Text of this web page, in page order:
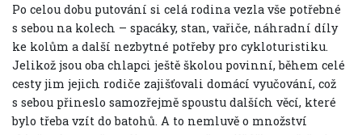
Po celou dobu putování si celá rodina vezla vše potřebné
s sebou na kolech – spacáky, stan, vařiče, náhradní díly
ke kolům a další nezbytné potřeby pro cykloturistiku.
Jelikož jsou oba chlapci ještě školou povinní, během celé
cesty jim jejich rodiče zajišťovali domácí vyučování, což
s sebou přineslo samozřejmě spoustu dalších věcí, které
bylo třeba vzít do batohů. A to nemluvě o množství